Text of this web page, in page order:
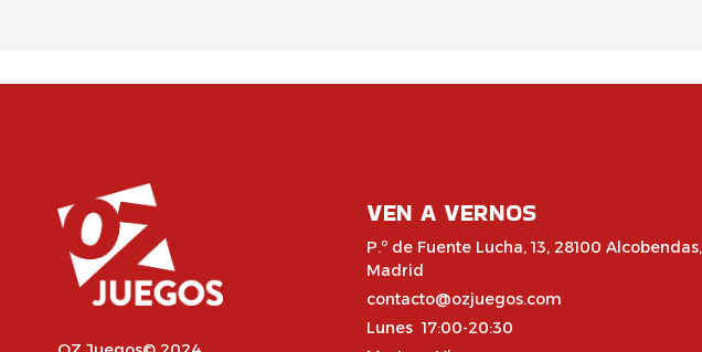
VEN A VERNOS
P.º de Fuente Lucha, 13, 28100 Alcobendas,
Madrid
contacto@ozjuegos.com
Lunes 17:00-20:30